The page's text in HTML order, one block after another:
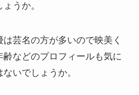
うか。
芸名の方が多いので映美く
齢などのプロフィールも気に
いでしょうか。